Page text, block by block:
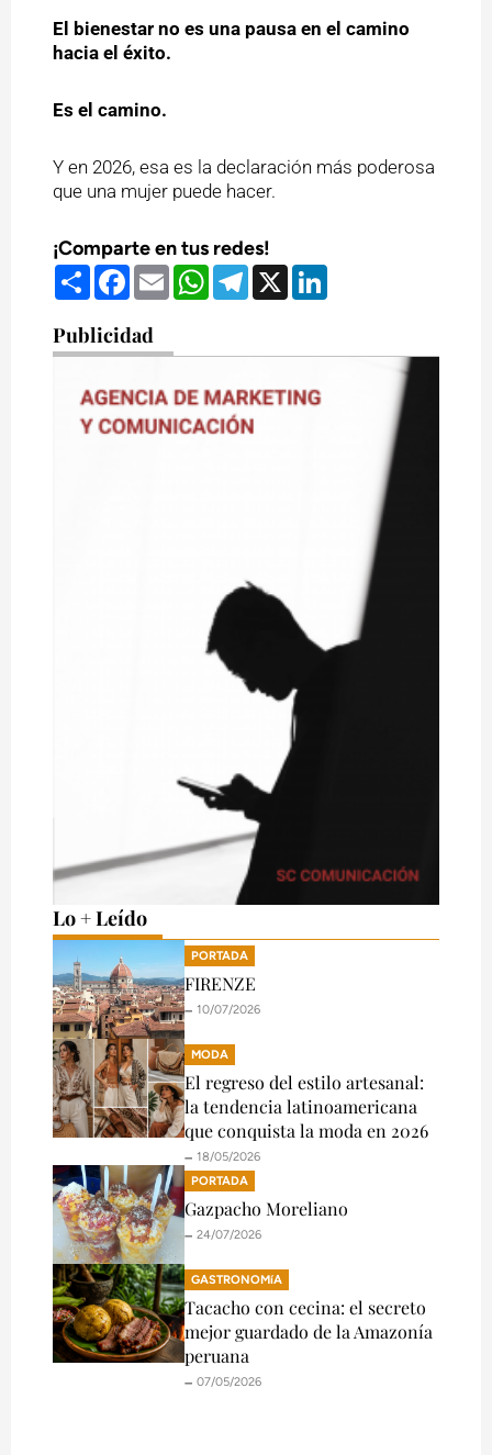
El bienestar no es una pausa en el camino
hacia el éxito.
Es el camino.
Y en 2026, esa es la declaración más poderosa
que una mujer puede hacer.
¡Comparte en tus redes!
Compartir
Facebook
EmailWhatsApp
Telegram
X LinkedIn
Publicidad
Lo + Leído
PORTADA
FIRENZE
🗕️ 10/07/2026
MODA
El regreso del estilo artesanal:
la tendencia latinoamericana
que conquista la moda en 2026
🗕️ 18/05/2026
PORTADA
Gazpacho Moreliano
🗕️ 24/07/2026
GASTRONOMíA
Tacacho con cecina: el secreto
mejor guardado de la Amazonía
peruana
🗕️ 07/05/2026